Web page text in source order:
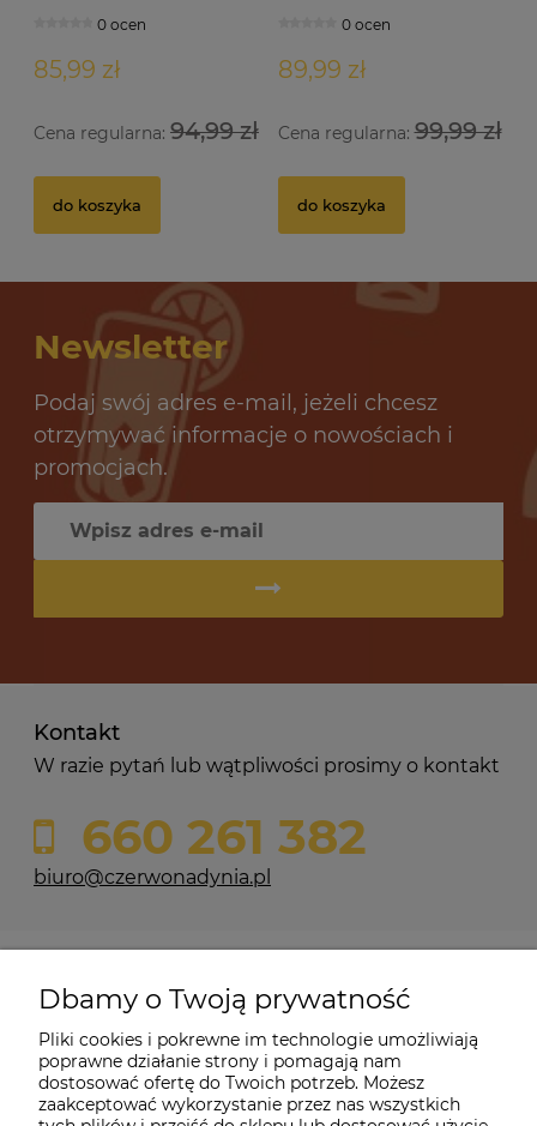
0 ocen
85,99 zł
Cena regularna: 94,99 zł
do koszyka
0 ocen
89,99 zł
Cena regularna:99,99 zł
do koszyka
12,69 zł
do koszyka
Newsletter
Podaj swój adres e-mail, jeżeli chcesz
otrzymywać informacje o nowościach i
promocjach.
Kontakt
W razie pytań lub wątpliwości prosimy o kontakt
660 261 382
biuro@czerwonadynia.pl
Moje konto
O firmie
Dbamy o Twoją prywatność
Pliki cookies i pokrewne im technologie umożliwiają
poprawne działanie strony i pomagają nam
dostosować ofertę do Twoich potrzeb. Możesz
zaakceptować wykorzystanie przez nas wszystkich